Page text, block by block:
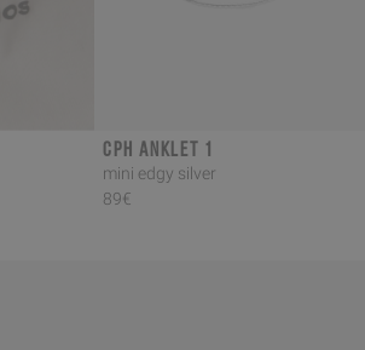
CPH ANKLET 1
mini edgy silver
89€